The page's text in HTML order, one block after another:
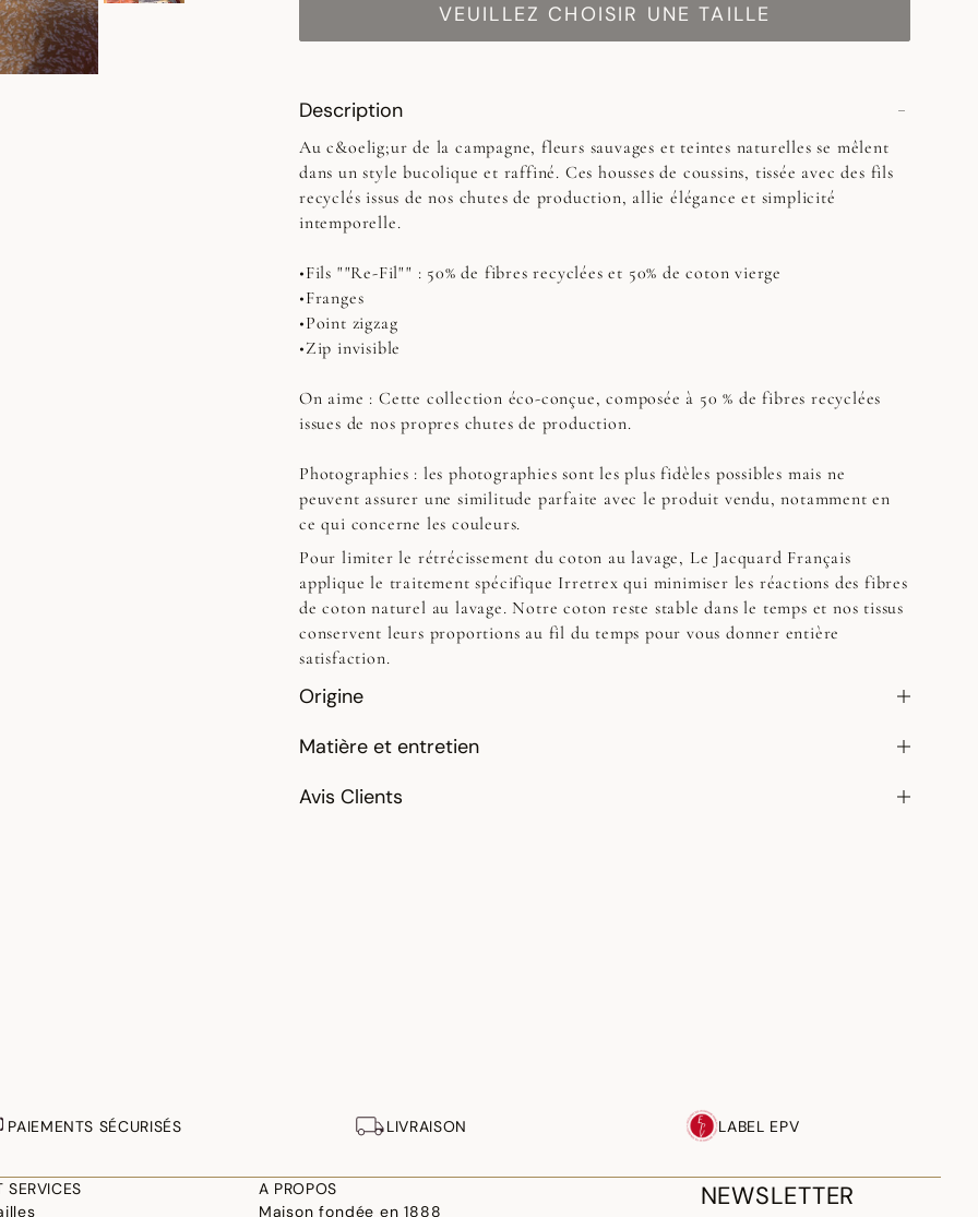
VEUILLEZ CHOISIR UNE TAILLE
Description
Au c&oelig;ur de la campagne, fleurs sauvages et teintes naturelles se mêlent
dans un style bucolique et raffiné. Ces housses de coussins, tissée avec des fils
recyclés issus de nos chutes de production, allie élégance et simplicité
intemporelle.
•Fils ""Re-Fil"" : 50% de fibres recyclées et 50% de coton vierge
•Franges
•Point zigzag
•Zip invisible
On aime : Cette collection éco-conçue, composée à 50 % de fibres recyclées
issues de nos propres chutes de production.
Photographies : les photographies sont les plus fidèles possibles mais ne
peuvent assurer une similitude parfaite avec le produit vendu, notamment en
ce qui concerne les couleurs.
Pour limiter le rétrécissement du coton au lavage, Le Jacquard Français
applique le traitement spécifique Irretrex qui minimiser les réactions des fibres
de coton naturel au lavage. Notre coton reste stable dans le temps et nos tissus
conservent leurs proportions au fil du temps pour vous donner entière
satisfaction.
Origine
Matière et entretien
Avis Clients
PAIEMENTS SÉCURISÉS LIVRAISON LABEL EPV
SERVICES
A PROPOS
Maison fondée en 1888
NEWSLETTER